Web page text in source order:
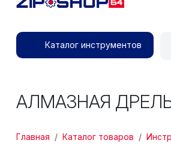
Каталог инструментов
АЛМАЗНАЯ ДРЕЛЬ
СТРОКА
Главная Каталог товаров